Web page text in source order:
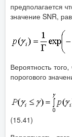
предполагается
значение SNR,
Вероятность
порогового
(15.41)